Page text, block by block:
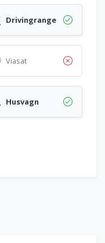
Drivingrange
Viasat
Husvagn